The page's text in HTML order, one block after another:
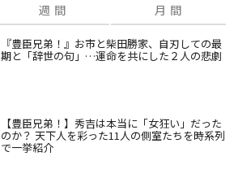
週 間 月 間
『豊臣兄弟！』お市と柴田勝家、自刃しての最
期と「辞世の句」…運命を共にした２人の悲劇
【豊臣兄弟！】秀吉は本当に「女狂い」だった
のか？ 天下人を彩った11人の側室たちを時系列
で一挙紹介